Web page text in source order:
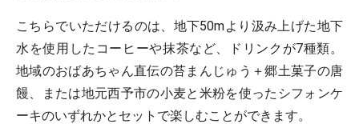
こちらでいただけるのは、地下50mより汲み上げた地下
水を使用したコーヒーや抹茶など、ドリンクが7種類。
地域のおばあちゃん直伝の苔まんじゅう＋郷土菓子の唐
饅、または地元西予市の小麦と米粉を使ったシフォンケ
ーキのいずれかとセットで楽しむことができます。